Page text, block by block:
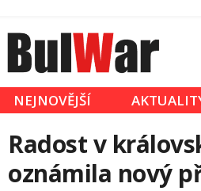
NEJNOVĚJŠÍ
Radost v
oznámila nový